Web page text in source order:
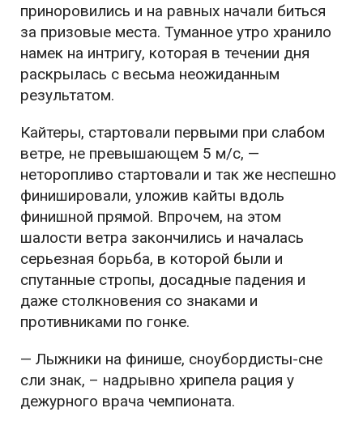
приноровились и на равных начали биться
за призовые места. Туманное утро хранило
намек на интригу, которая в течении дня
раскрылась с весьма неожиданным
результатом.
Кайтеры, стартовали первыми при слабом
ветре, не превышающем 5 м/с, —
неторопливо стартовали и так же неспешно
финишировали, уложив кайты вдоль
финишной прямой. Впрочем, на этом
шалости ветра закончились и началась
серьезная борьба, в которой были и
спутанные стропы, досадные падения и
даже столкновения со знаками и
противниками по гонке.
— Лыжники на финише, сноубордисты-сне
сли знак, – надрывно хрипела рация у
дежурного врача чемпионата.